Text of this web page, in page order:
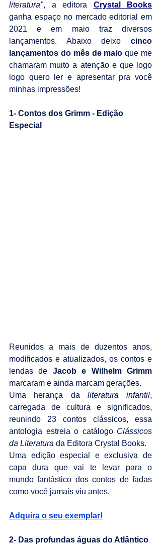
literatura", a editora Crystal Books
ganha espaço no mercado editorial em
2021 e em maio traz diversos
lançamentos. Abaixo deixo cinco
lançamentos do mês de maio que me
chamaram muito a atenção e que logo
logo quero ler e apresentar pra você
minhas impressões!
1- Contos dos Grimm - Edição
Especial
Reunidos a mais de duzentos anos,
modificados e atualizados, os contos e
lendas de Jacob e Wilhelm Grimm
marcaram e ainda marcam gerações.
Uma herança da literatura infantil,
carregada de cultura e significados,
reunindo 23 contos clássicos, essa
antologia estreia o catálogo Clássicos
da Literatura da Editora Crystal Books.
Uma edição especial e exclusiva de
capa dura que vai te levar para o
mundo fantástico dos contos de fadas
como você jamais viu antes.
Adquira o seu exemplar!
2- Das profundas águas do Atlântico